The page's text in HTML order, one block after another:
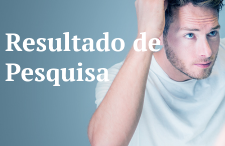
Resultado de
Pesquisa